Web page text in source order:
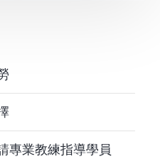
專業教練指導學員